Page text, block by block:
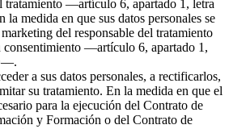
tratamiento —artículo 6, apartado 1, letra
medida en que sus datos personales se
del responsable del tratamiento
consentimiento —artículo 6, apartado 1,
a sus datos personales, a rectificarlos,
su tratamiento. En la medida en que el
para la ejecución del Contrato de
y Formación o del Contrato de